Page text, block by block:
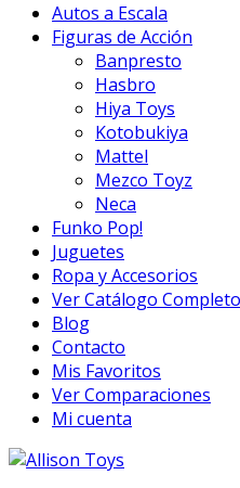
Autos a Escala
Figuras de Acción
Banpresto
Hasbro
Hiya Toys
Kotobukiya
Mattel
Mezco Toyz
Neca
Funko Pop!
Juguetes
Ropa y Accesorios
Ver Catálogo Completo
Blog
Contacto
Mis Favoritos
Ver Comparaciones
Mi cuenta